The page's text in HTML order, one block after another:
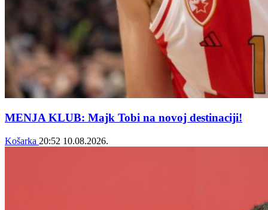
MENJA KLUB: Majk Tobi na novoj destinaciji!
Košarka 20:52 10.08.2026.